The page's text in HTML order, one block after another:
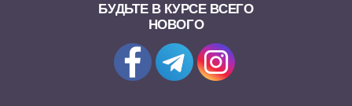
БУДЬТЕ В КУРСЕ ВСЕГО
НОВОГО